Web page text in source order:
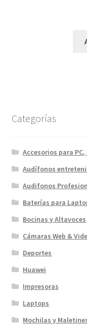
Categorías
Accesorios para
Audífonos
Audifonos
Baterías para
Bocinas y Altavoces
Cámaras Web &
Deportes
Huawei
Impresoras
Laptops
Mochilas y